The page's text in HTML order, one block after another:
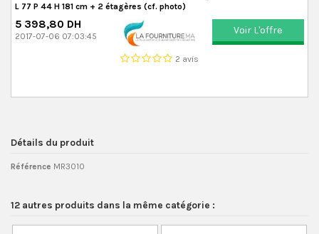
L 77 P 44 H 181 cm + 2 étagères (cf. photo)
5 398,80 DH
2017-07-06 07:03:45
2 avis
Voir L'offre
Détails du produit
Référence MR3010
12 autres produits dans la même catégorie :